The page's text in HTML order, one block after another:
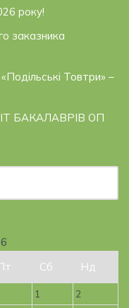
року!
заказника
Товтри» –
БАКАЛАВРІВ ОП
Сб Нд
1 2